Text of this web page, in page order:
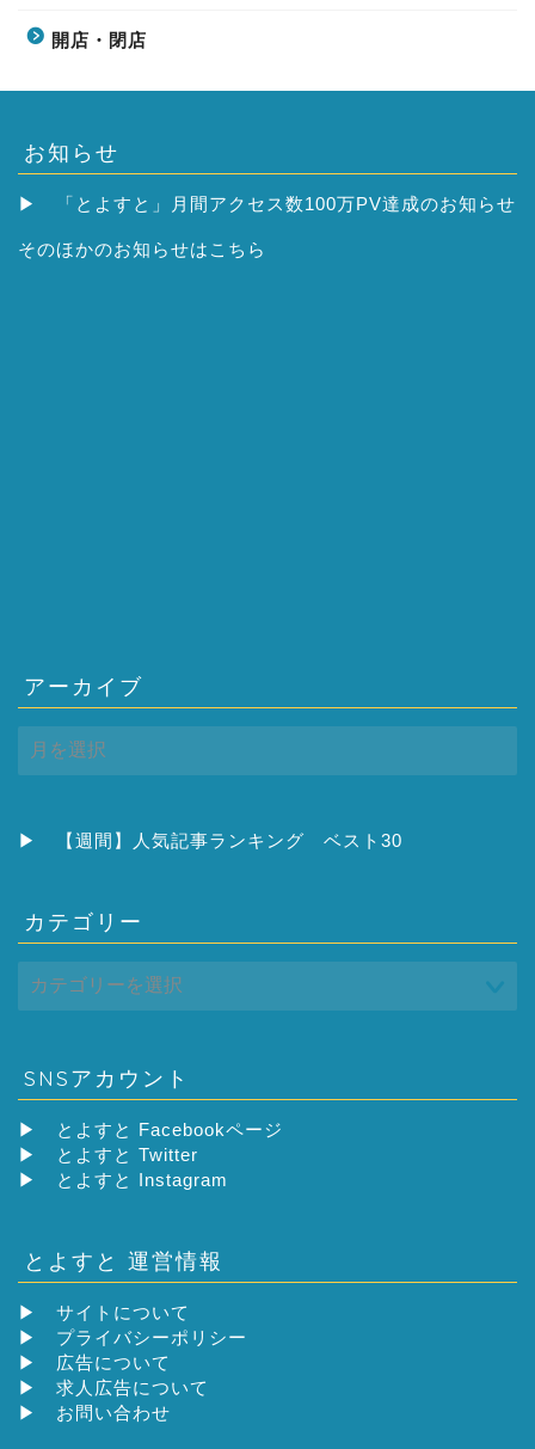
開店・閉店
お知らせ
▶ 「とよすと」月間アクセス数100万PV達成のお知らせ
そのほかのお知らせはこちら
アーカイブ
ア
ー
ブ
▶ 【週間】人気記事ランキング ベスト30
カテゴリー
SNSアカウント
▶
とよすと Facebookページ
▶
とよすと Twitter
▶
とよすと Instagram
とよすと 運営情報
▶ サイトについて
▶ プライバシーポリシー
▶ 広告について
▶ 求人広告について
▶ お問い合わせ